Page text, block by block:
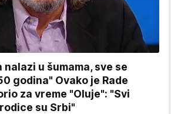
nalazi u šumama, sve se
godina" Ovako je Rade
za vreme "Oluje": "Svi
su Srbi"